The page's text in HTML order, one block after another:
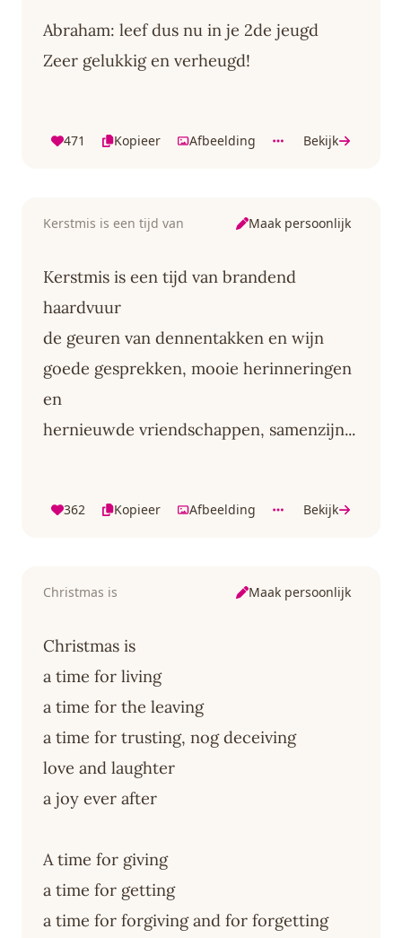
Abraham: leef dus nu in je 2de jeugd
Zeer gelukkig en verheugd!
471 Kopieer Afbeelding Bekijk
Kerstmis is een tijd van Maak persoonlijk
Kerstmis is een tijd van brandend
haardvuur
de geuren van dennentakken en wijn
goede gesprekken, mooie herinneringen
en
hernieuwde vriendschappen, samenzijn...
362 Kopieer Afbeelding Bekijk
Christmas is Maak persoonlijk
Christmas is
a time for living
a time for the leaving
a time for trusting, nog deceiving
love and laughter
a joy ever after
A time for giving
a time for getting
a time for forgiving and for forgetting